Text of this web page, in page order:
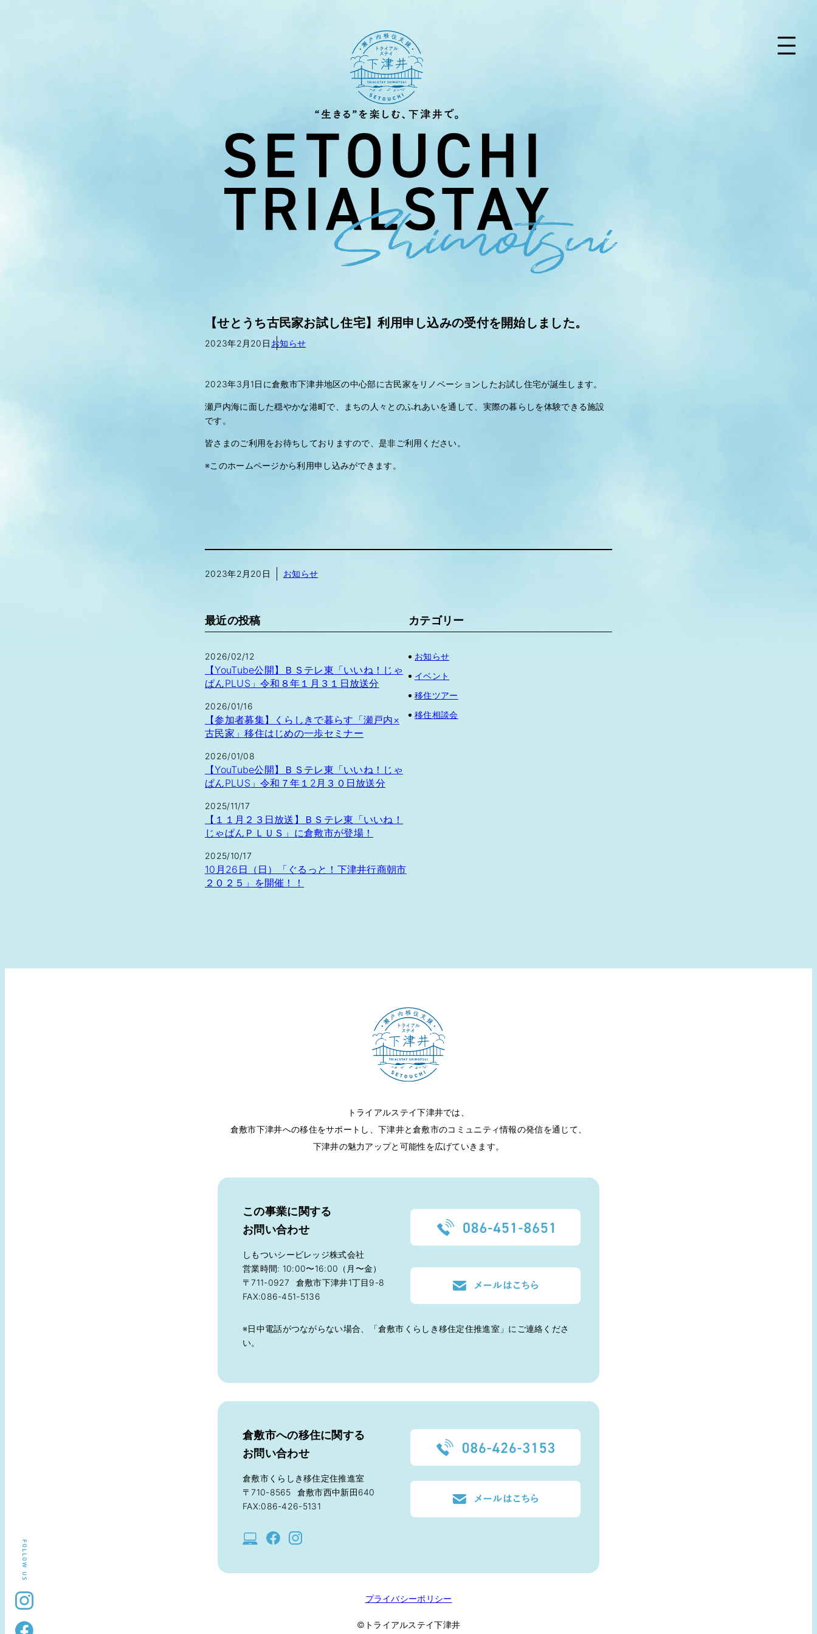
【せとうち古民家お試し住宅】利用申し込みの受付を開始しました。
2023年2月20日 お知らせ
2023年3 月 1日に倉敷市下津井地区の中心部に古民家をリノベーションしたお試し住宅が誕生します。
瀬戸内海に面した穏やかな港町で、まちの人々とのふれあいを通して、実際の暮らしを体験できる施設
です。
皆さまのご利用をお待ちしておりますので、是非ご利用ください。
※このホームページから利用申し込みができます。
2023年2月20日 お知らせ
最近の投稿
2026/02/12
【YouTube公開】ＢＳテレ東「いいね！じゃ
ぱんPLUS」令和８年１月３１日放送分
2026/01/16
【参加者募集】くらしきで暮らす「瀬戸内×
古民家」移住はじめの一歩セミナー
2026/01/08
【YouTube公開】ＢＳテレ東「いいね！じゃ
ぱんPLUS」令和７年１2月３０日放送分
2025/11/17
【１１月２３日放送】ＢＳテレ東「いいね！
じゃぱんＰＬＵＳ」に倉敷市が登場！
2025/10/17
10月26日（日）「ぐるっと！下津井行商朝市
２０２５」を開催！！
カテゴリー
お知らせ
イベント
移住ツアー
移住相談会
トライアルステイ下津井では、
倉敷市下津井への移住をサポートし、 下津井と倉敷市のコミュニティ情報の発信を通じて、
下津井の魅力アップと可能性を広げていきます。
この事業に関する
お問い合わせ
しもついシービレッジ株式会社
営業時間: 10:00〜16:00（月〜金）
〒711-0927
倉敷市下津井1丁目9-8
FAX:086-451-5136
※日中電話がつながらない場合、「倉敷市くらしき移住定住推進室」にご連絡くださ
い。
倉敷市への移住に関する
お問い合わせ
倉敷市くらしき移住定住推進室
〒710-8565
倉敷市西中新田640
FAX:086-426-5131
プライバシーポリシー
©トライアルステイ下津井